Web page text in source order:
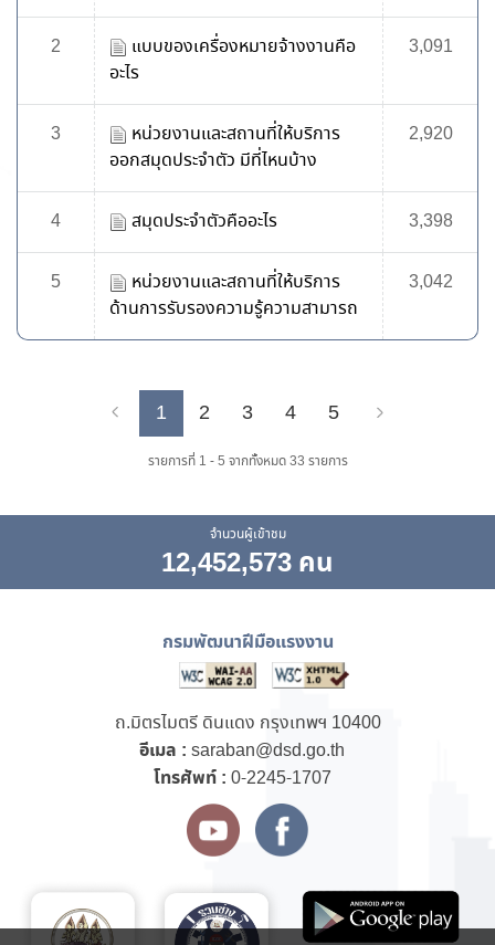
2
แบบของเครื่องหมายจ้างงานคือ
อะไร
3,091
3
หน่วยงานและสถานที่ให้บริการ
ออกสมุดประจำตัว มีที่ไหนบ้าง
2,920
4 สมุดประจำตัวคืออะไร 3,398
5
หน่วยงานและสถานที่ให้บริการ
ด้านการรับรองความรู้ความสามารถ
3,042
Previous
1 2 3 4 5
รายการที่ 1 - 5 จากทั้งหมด 33 รายการ
จำนวนผู้เข้าชม
12,452,573 คน
กรมพัฒนาฝีมือแรงงาน
ถ.มิตรไมตรี ดินแดง กรุงเทพฯ 10400
อีเมล : saraban@dsd.go.th
โทรศัพท์ : 0-2245-1707